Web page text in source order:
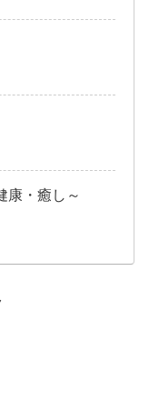
康・癒し～